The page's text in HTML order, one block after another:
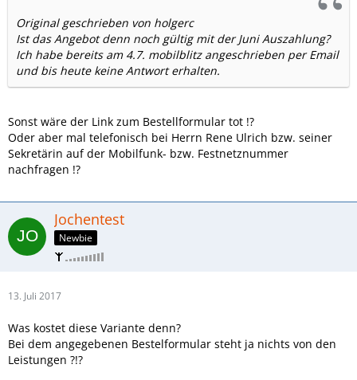
Original geschrieben von holgerc
Ist das Angebot denn noch gültig mit der Juni Auszahlung?
Ich habe bereits am 4.7. mobilblitz angeschrieben per Email
und bis heute keine Antwort erhalten.
Sonst wäre der Link zum Bestellformular tot !?
Oder aber mal telefonisch bei Herrn Rene Ulrich bzw. seiner
Sekretärin auf der Mobilfunk- bzw. Festnetznummer
nachfragen !?
Jochentest
Newbie
13. Juli 2017
Was kostet diese Variante denn?
Bei dem angegebenen Bestelformular steht ja nichts von den
Leistungen ?!?